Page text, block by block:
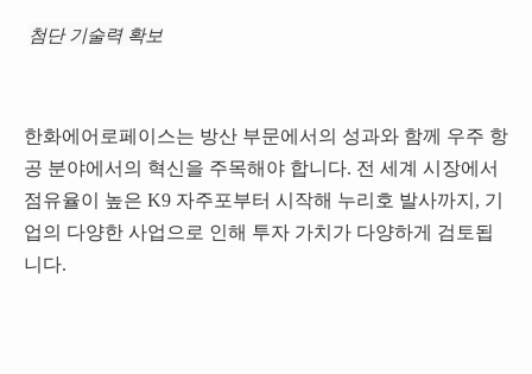
첨단 기술력 확보
한화에어로페이스는 방산 부문에서의 성과와 함께 우주 항
공 분야에서의 혁신을 주목해야 합니다. 전 세계 시장에서
점유율이 높은 K9 자주포부터 시작해 누리호 발사까지, 기
업의 다양한 사업으로 인해 투자 가치가 다양하게 검토됩
니다.